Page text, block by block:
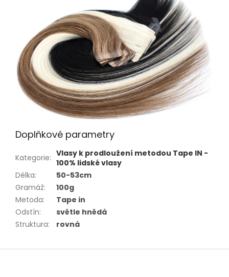
Doplňkové parametry
Kategorie: Vlasy k prodloužení metodou Tape IN -
100% lidské vlasy
Délka:
50-53cm
Gramáž:
100g
Metoda:
Tape in
Odstín:
světle hnědá
Struktura: rovná
Z